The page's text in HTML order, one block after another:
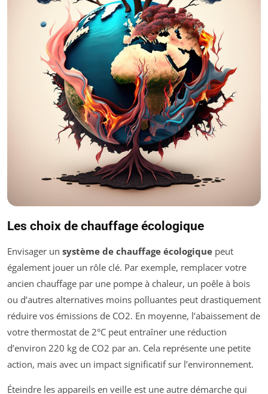
Les choix de chauffage écologique
Envisager un système de chauffage écologique peut
également jouer un rôle clé. Par exemple, remplacer votre
ancien chauffage par une pompe à chaleur, un poêle à bois
ou d’autres alternatives moins polluantes peut drastiquement
réduire vos émissions de CO2. En moyenne, l’abaissement de
votre thermostat de 2°C peut entraîner une réduction
d’environ 220 kg de CO2 par an. Cela représente une petite
action, mais avec un impact significatif sur l’environnement.
Éteindre les appareils en veille est une autre démarche qui